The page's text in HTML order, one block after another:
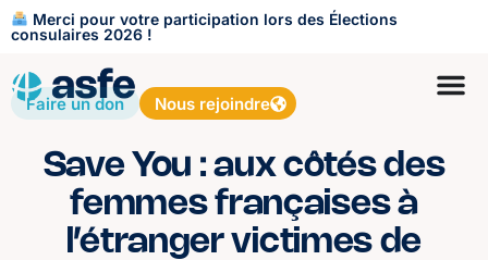
Merci pour votre participation lors des Élections
consulaires 2026 !
Faire un don Nous rejoindre
Save You : aux côtés des
femmes françaises à
l’étranger victimes de